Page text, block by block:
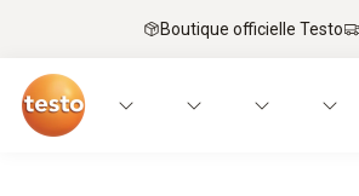
Boutique officielle Testo